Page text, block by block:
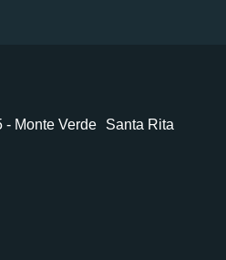
- Monte Verde Santa Rita